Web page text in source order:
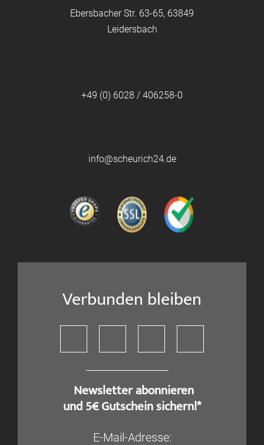
Ebersbacher Str. 63-65, 63849
Leidersbach
+49 (0) 6028 / 406258-0
info@scheurich24.de
Verbunden bleiben
​ Newsletter abonnieren
und 5€ Gutschein sichern!*
E-Mail-Adresse: